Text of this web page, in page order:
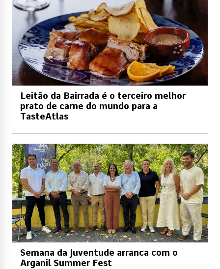
Leitão da Bairrada é o terceiro melhor
prato de carne do mundo para a
TasteAtlas
Semana da Juventude arranca com o
Arganil Summer Fest